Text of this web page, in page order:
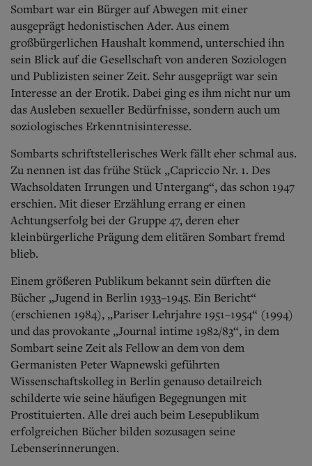
Sombart war ein Bürger auf Abwegen mit einer
ausgeprägt hedonistischen Ader. Aus einem
großbürgerlichen Haushalt kommend, unterschied ihn
sein Blick auf die Gesellschaft von anderen Soziologen
und Publizisten seiner Zeit. Sehr ausgeprägt war sein
Interesse an der Erotik. Dabei ging es ihm nicht nur um
das Ausleben sexueller Bedürfnisse, sondern auch um
soziologisches Erkenntnisinteresse.
Sombarts schriftstellerisches Werk fällt eher schmal aus.
Zu nennen ist das frühe Stück „Capriccio Nr. 1. Des
Wachsoldaten Irrungen und Untergang“, das schon 1947
erschien. Mit dieser Erzählung errang er einen
Achtungserfolg bei der Gruppe 47, deren eher
kleinbürgerliche Prägung dem elitären Sombart fremd
blieb.
Einem größeren Publikum bekannt sein dürften die
Bücher „Jugend in Berlin 1933–1945. Ein Bericht“
(erschienen 1984), „Pariser Lehrjahre 1951–1954“ (1994)
und das provokante „Journal intime 1982/83“, in dem
Sombart seine Zeit als Fellow an dem von dem
Germanisten Peter Wapnewski geführten
Wissenschaftskolleg in Berlin genauso detailreich
schilderte wie seine häufigen Begegnungen mit
Prostituierten. Alle drei auch beim Lesepublikum
erfolgreichen Bücher bilden sozusagen seine
Lebenserinnerungen.